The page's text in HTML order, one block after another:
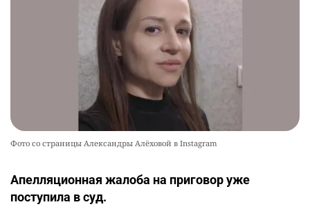
Фото со страницы Александры Алёховой в Instagram
Апелляционная жалоба на приговор уже
поступила в суд.